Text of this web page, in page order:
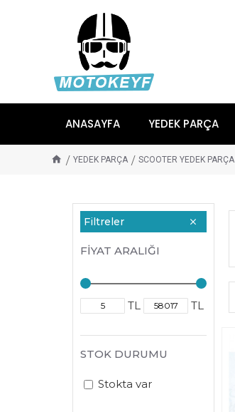
ANASAYFA YEDEK PARÇA
YEDEK PARÇA SCOOTER YEDEK PARÇA
Filtreler
FIYAT ARALIĞI
TL TL
STOK DURUMU
Stokta var